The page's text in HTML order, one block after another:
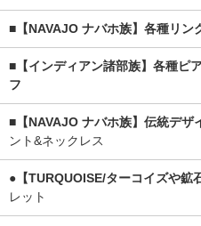
■【NAVAJO ナバホ族】各種リン
■【インディアン諸部族】各種ピ
フ
■【NAVAJO ナバホ族】伝統デザ
ント&ネックレス
●【TURQUOISE/ターコイズや鉱
レット